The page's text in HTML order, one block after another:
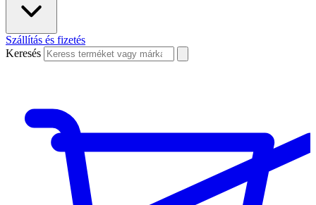
Szállítás és fizetés
Keresés